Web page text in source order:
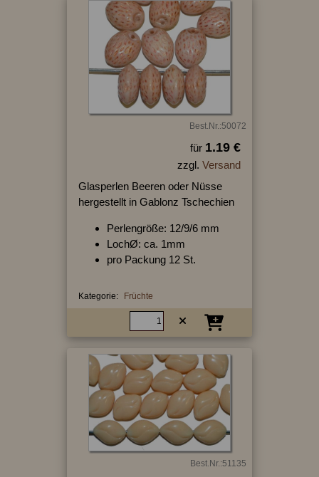
Best.Nr.:50072
für 1.19 €
zzgl. Versand
Glasperlen Beeren oder Nüsse
hergestellt in Gablonz Tschechien
Perlengröße: 12/9/6 mm
LochØ: ca. 1mm
pro Packung 12 St.
Kategorie: Früchte
Best.Nr.:51135